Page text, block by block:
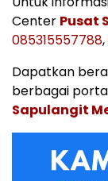
Center Pusat
085315557788,
Dapatkan
berbagai
Sapulangit